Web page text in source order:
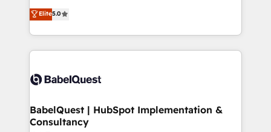
Innovation HubSpot Impact Award - Platform
Migration Excellence HubSpot Impact Award -
accreditations with HubSpot.
complexity, so your team can put HubSpot to work...
Welcome to our Profile! We help with: • CRM
implementation, reports, workflows, and team
training • CRM migration from Salesforce, Pipedrive,
custom API integrations with ERP (and other
operations A little about us: • Boutique 'Elite' team of
12 • 150+ clients across Sales Hub, Marketing Hub,
Elite5.0
BabelQuest | HubSpot Implementation &
Consultancy